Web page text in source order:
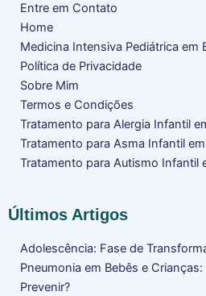
Entre em Contato
Home
Medicina Intensiva Pediátrica em
Política de Privacidade
Sobre Mim
Termos e Condições
Tratamento para Alergia Infantil
Tratamento para Asma Infantil em
Tratamento para Autismo Infantil
Últimos Artigos
Adolescência: Fase de
Pneumonia em Bebês e
Prevenir?